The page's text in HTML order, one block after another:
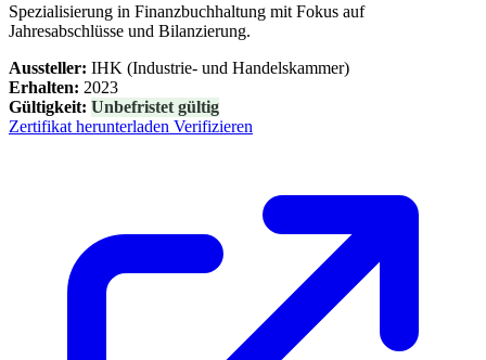
Spezialisierung in Finanzbuchhaltung mit Fokus auf
Jahresabschlüsse und Bilanzierung.
Aussteller: IHK (Industrie- und Handelskammer)
Erhalten: 2023
Gültigkeit: Unbefristet gültig
Zertifikat herunterladen Verifizieren